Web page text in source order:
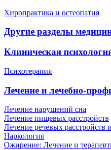
Хиропрактика и остеопатия
Другие разделы
Клиническая
Психотерапия
Лечение и лечебно-
Лечение нарушений сна
Лечение пищевых расстройств
Лечение речевых расстройств
Наркология
Ожирение: Лечение и